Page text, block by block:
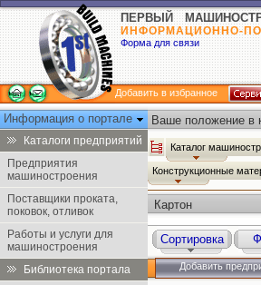
ПЕРВЫЙ
ИНФОРМАЦИОННО-
Форма для связи
Добавить в избранное
Информация о портале
Каталоги предприятий
Предприятия
машиностроения
Поставщики проката,
поковок, отливок
Работы и услуги для
машиностроения
Библиотека портала
Ваше положение в
Каталог
Конструкционные
Картон
Сортировка
Добавить